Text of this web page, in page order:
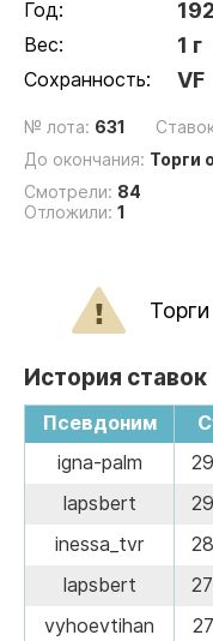
Год:
Вес: 1 г
Сохранность: VF
№ лота: 631
До окончания: Торги
Смотрели: 84
Отложили: 1
История ставок
Псевдоним
igna-palm
lapsbert
inessa_tvr
lapsbert
vyhoevtihan